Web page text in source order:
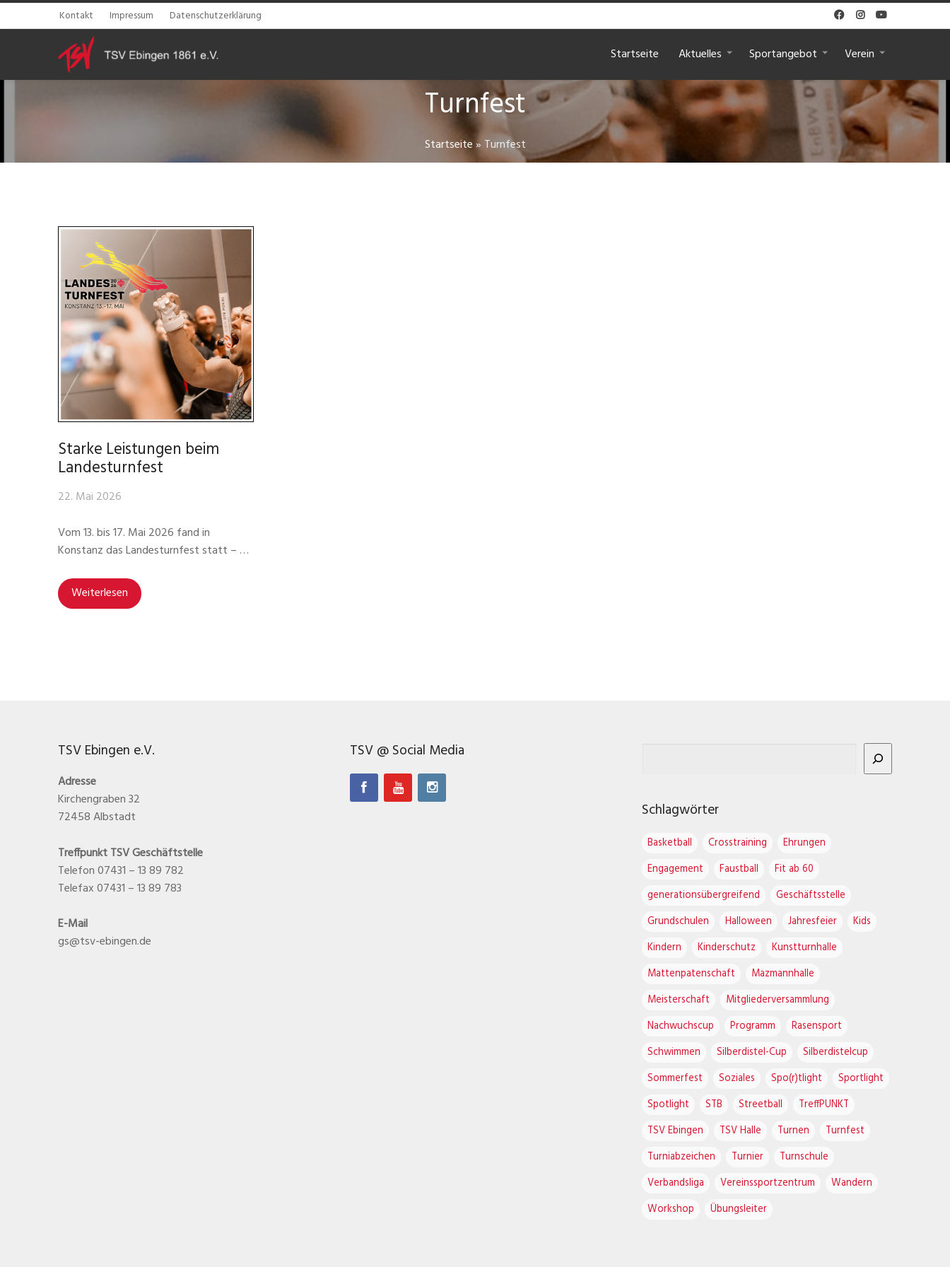
Kontakt Impressum Datenschutzerklärung   
Startseite Aktuelles Sportangebot Verein
Turnfest
Startseite» Turnfest
Starke Leistungen beim
Landesturnfest
22. Mai 2026
Vom 13. bis 17. Mai 2026 fand in
Konstanz das Landesturnfest statt – …
Weiterlesen
TSV Ebingen e.V.
Adresse
Kirchengraben 32
72458 Albstadt
Treffpunkt TSV Geschäftstelle
Telefon 07431 – 13 89 782
Telefax 07431 – 13 89 783
E-Mail
gs@tsv-ebingen.de
TSV @ Social Media
Schlagwörter
Basketball Crosstraining
Ehrungen
Engagement
Faustball
Fit ab 60
generationsübergreifend
Geschäftsstelle
Grundschulen
Halloween Jahresfeier
Kids
Kindern
Kinderschutz
Kunstturnhalle
Mattenpatenschaft
Mazmannhalle
Meisterschaft
Mitgliederversammlung
Nachwuchscup
Programm
Rasensport
Schwimmen
Silberdistel-Cup
Silberdistelcup
Sommerfest
Soziales Spo(r)tlight
Sportlight
Spotlight
STB Streetball
TreffPUNKT
TSV Ebingen
TSV Halle Turnen
Turnfest
Turniabzeichen
Turnier
Turnschule
Verbandsliga
Vereinssportzentrum
Wandern
Workshop
Übungsleiter